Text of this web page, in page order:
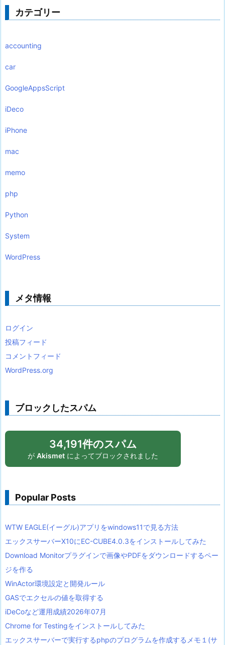
カテゴリー
accounting
car
GoogleAppsScript
iDeco
iPhone
mac
memo
php
Python
System
WordPress
メタ情報
ログイン
投稿フィード
コメントフィード
WordPress.org
ブロックしたスパム
34,191件のスパム
が Akismet によってブロックされました
Popular Posts
WTW EAGLE(イーグル)アプリをwindows11で見る方法
エックスサーバーX10にEC-CUBE4.0.3をインストールしてみた
Download Monitorプラグインで画像やPDFをダウンロードするペー
ジを作る
WinActor環境設定と開発ルール
GASでエクセルの値を取得する
iDeCoなど運用成績2026年07月
Chrome for Testingをインストールしてみた
エックスサーバーで実行するphpのプログラムを作成するメモ１(サ